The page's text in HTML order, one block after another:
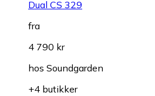
Dual CS 329
fra
4 790 kr
hos Soundgarden
+4 butikker